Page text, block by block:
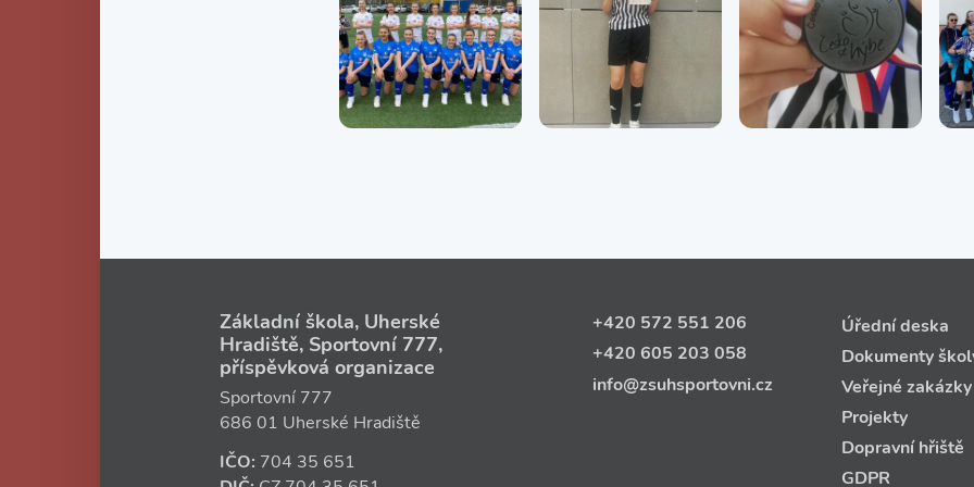
Základní škola, Uherské
Hradiště, Sportovní 777,
příspěvková organizace
Sportovní 777
686 01 Uherské Hradiště
IČO: 704 35 651
+420 572 551 206
+420 605 203 058
info@zsuhsportovni.cz
Úřední deska
Dokumenty
Veřejné zakázky
Projekty
Dopravní hřiště
GDPR